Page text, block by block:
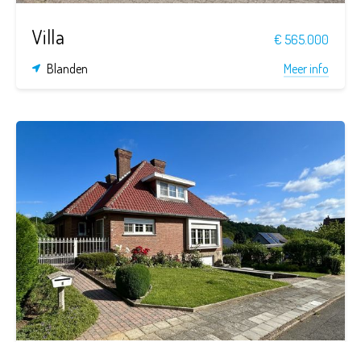
Villa
€ 565.000
Blanden
Meer info
3
1
465 m²
140 m²